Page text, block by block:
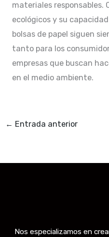
materiales responsables.
ecológicos y su
bolsas de papel siguen
tanto para los
empresas que buscan
en el medio ambiente.
← Entrada anterior
Nos especializamos en